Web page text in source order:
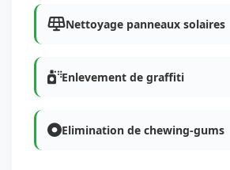
Nettoyage panneaux solaires
Enlevement de graffiti
Elimination de chewing-gums